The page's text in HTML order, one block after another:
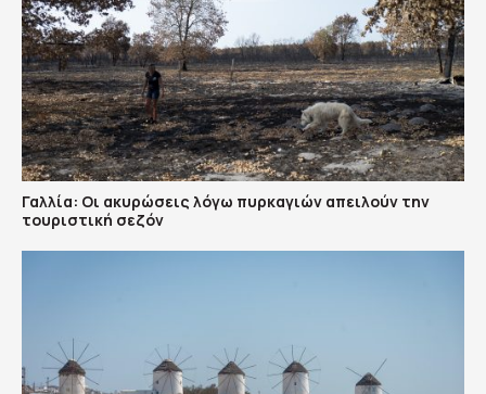
Γαλλία: Οι ακυρώσεις λόγω πυρκαγιών απειλούν την
τουριστική σεζόν